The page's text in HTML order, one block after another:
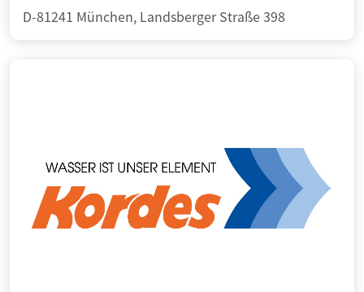
D-81241 München, Landsberger Straße 398